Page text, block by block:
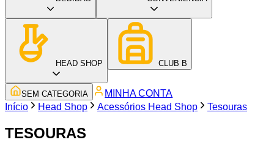
HEAD SHOP CLUB B
SEM CATEGORIA
MINHA CONTA
Início
Head Shop Acessórios Head Shop Tesouras
TESOURAS